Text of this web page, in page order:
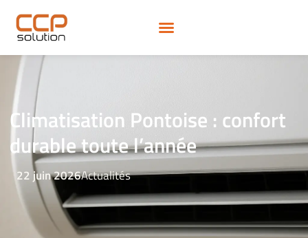
Climatisation Pontoise : confort
durable toute l’année
22 juin 2026Actualités